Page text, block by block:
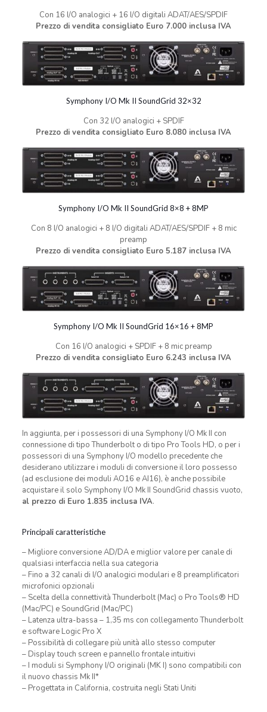
Con 16 I/O analogici + 16 I/O digitali ADAT/AES/SPDIF
Prezzo di vendita consigliato Euro 7.000 inclusa IVA
Symphony I/O Mk II SoundGrid 32×32
Con 32 I/O analogici + SPDIF
Prezzo di vendita consigliato Euro 8.080 inclusa IVA
Symphony I/O Mk II SoundGrid 8×8 + 8MP
Con 8 I/O analogici + 8 I/O digitali ADAT/AES/SPDIF + 8 mic
preamp
Prezzo di vendita consigliato Euro 5.187 inclusa IVA
Symphony I/O Mk II SoundGrid 16×16 + 8MP
Con 16 I/O analogici + SPDIF + 8 mic preamp
Prezzo di vendita consigliato Euro 6.243 inclusa IVA
In aggiunta, per i possessori di una Symphony I/O Mk II con
connessione di tipo Thunderbolt o di tipo Pro Tools HD, o per i
possessori di una Symphony I/O modello precedente che
desiderano utilizzare i moduli di conversione il loro possesso
(ad esclusione dei moduli AO16 e AI16), è anche possibile
acquistare il solo Symphony I/O Mk II SoundGrid chassis vuoto,
al prezzo di Euro 1.835 inclusa IVA.
Principali caratteristiche
– Migliore conversione AD/DA e miglior valore per canale di
qualsiasi interfaccia nella sua categoria
– Fino a 32 canali di I/O analogici modulari e 8 preamplificatori
microfonici opzionali
– Scelta della connettività Thunderbolt (Mac) o Pro Tools® HD
(Mac/PC) e SoundGrid (Mac/PC)
– Latenza ultra-bassa – 1,35 ms con collegamento Thunderbolt
e software Logic Pro X
– Possibilità di collegare più unità allo stesso computer
– Display touch screen e pannello frontale intuitivi
– I moduli si Symphony I/O originali (MK I) sono compatibili con
il nuovo chassis Mk II*
– Progettata in California, costruita negli Stati Uniti